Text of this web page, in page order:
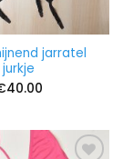
jarratel
jurkje
40.00